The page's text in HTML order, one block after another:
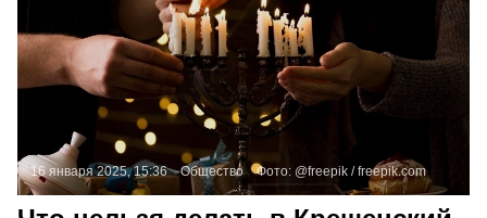
16 января 2025, 15:36 Общество Фото: @freepik /freepik.com